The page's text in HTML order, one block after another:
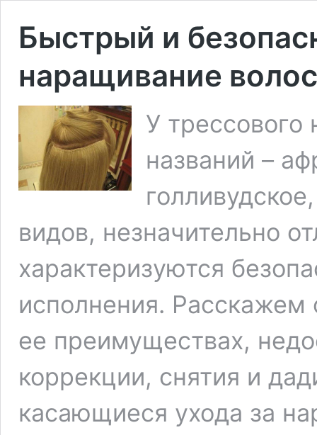
Быстрый и
наращивание волос
У
названий –
видов, незначительно
характеризуются
исполнения. Расскажем
ее преимуществах,
коррекции, снятия и
касающиеся ухода за